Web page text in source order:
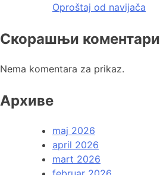
Oproštaj od navijača
Скорашњи коментари
Nema komentara za prikaz.
Архиве
maj 2026
april 2026
mart 2026